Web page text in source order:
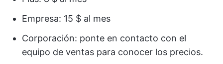
Empresa: 15 $ al mes
Corporación: ponte en contacto con el
equipo de ventas para conocer los precios.